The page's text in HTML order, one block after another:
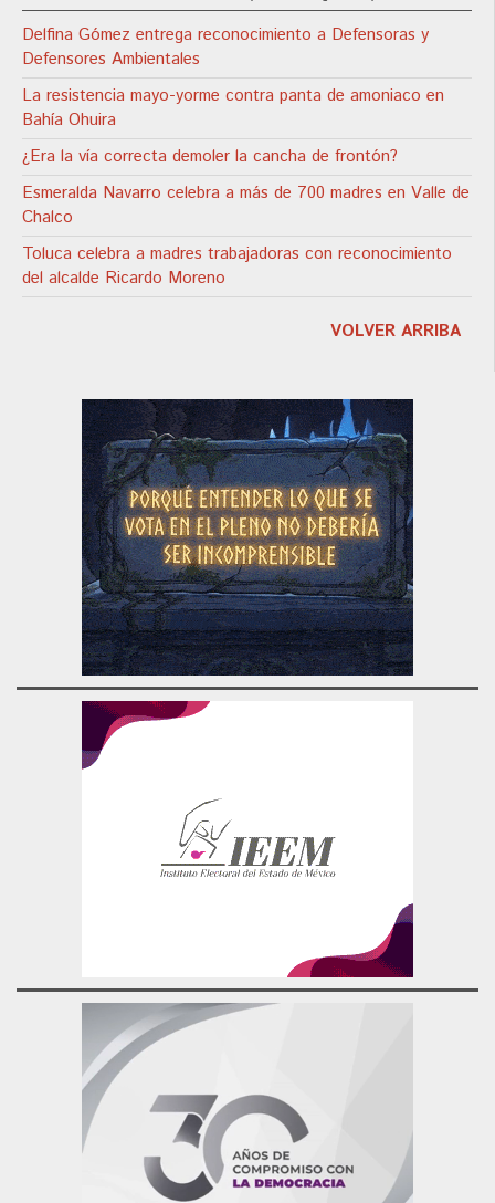
Delfina Gómez entrega reconocimiento a Defensoras y
Defensores Ambientales
La resistencia mayo-yorme contra panta de amoniaco en
Bahía Ohuira
¿Era la vía correcta demoler la cancha de frontón?
Esmeralda Navarro celebra a más de 700 madres en Valle de
Chalco
Toluca celebra a madres trabajadoras con reconocimiento
del alcalde Ricardo Moreno
VOLVER ARRIBA